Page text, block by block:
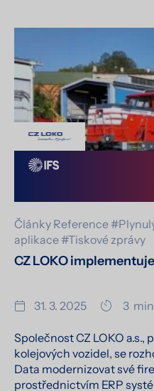
Články Reference
aplikace #Tiskové zprávy
CZ LOKO
31. 3. 2025 3
Společnost CZ LOKO a.s.,
kolejových vozidel, se
Data modernizovat své
prostřednictvím ERP